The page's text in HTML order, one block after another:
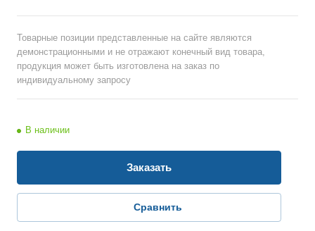
Товарные позиции представленные на сайте являются
демонстрационными и не отражают конечный вид товара,
продукция может быть изготовлена на заказ по
индивидуальному запросу
В наличии
Заказать
Сравнить